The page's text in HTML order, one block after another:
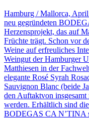
Hamburg / Mallorca,
neu gegründeten
Herzensprojekt, das auf
Früchte trägt. Schon vor
Weine auf erfreuliches
Weingut der Hamburger
Matthiesen in der
elegante Rosé Syrah
Sauvignon Blanc (beide
den Auftaktvon
werden. Erhältlich sind
BODEGAS CA N’TINA